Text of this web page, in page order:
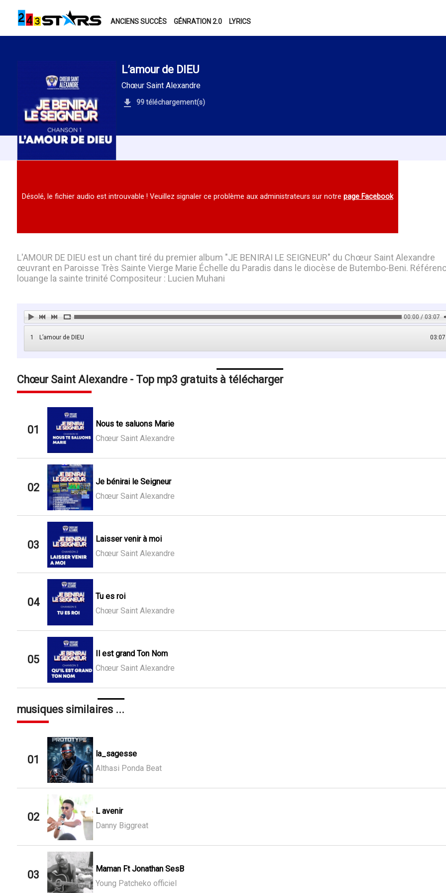
ANCIENS SUCCÈS GÉNRATION 2.0 LYRICS
L’amour de DIEU
Chœur Saint Alexandre
99 téléchargement(s)
Désolé, le fichier audio est introuvable ! Veuillez signaler ce problème aux administrateurs sur notre page Facebook
L'AMOUR DE DIEU est un chant tiré du premier album "JE BENIRAI LE SEIGNEUR" du Chœur Saint Alexandre
œuvrant en Paroisse Très Sainte Vierge Marie Échelle du Paradis dans le diocèse de Butembo-Beni.
louange la sainte trinité Compositeur : Lucien Muhani
00:00 / 03:07
1 03:07
L’amour de DIEU
Chœur Saint Alexandre - Top mp3 gratuits à télécharger
01
Nous te saluons Marie
Chœur Saint Alexandre
02
Je bénirai le Seigneur
Chœur Saint Alexandre
03
Laisser venir à moi
Chœur Saint Alexandre
04
Tu es roi
Chœur Saint Alexandre
05
Il est grand Ton Nom
Chœur Saint Alexandre
musiques similaires ...
01
la_sagesse
Althasi Ponda Beat
02
L avenir
Danny Biggreat
03
Maman Ft Jonathan SesB
Young Patcheko officiel